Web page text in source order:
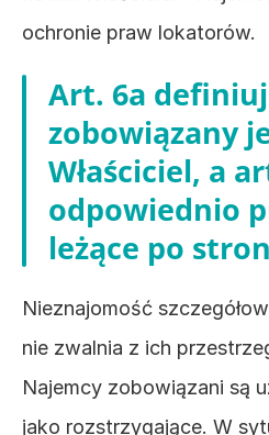
ochronie praw lokatorów.
Art. 6a
zobowiązany
Właściciel, a
odpowiednio
leżące po
Nieznajomość
nie zwalnia z ich
Najemcy zobowiązani są
jako rozstrzygające. W